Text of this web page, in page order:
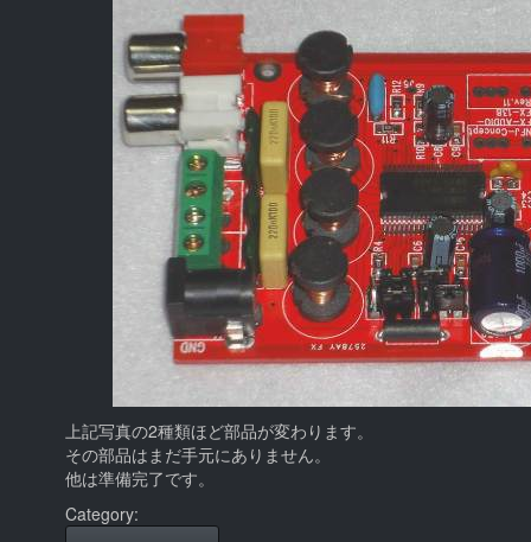
上記写真の2種類ほど部品が変わります。
その部品はまだ手元にありません。
他は準備完了です。
Category: